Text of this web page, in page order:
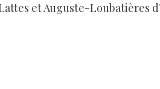
et Auguste-Loubatières